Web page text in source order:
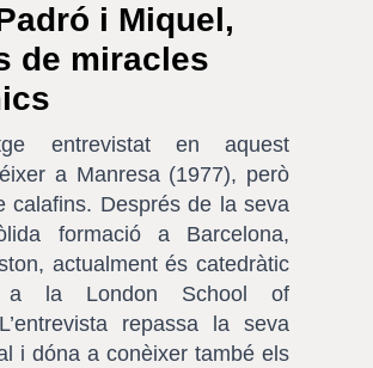
i Miquel,
de miracles
entrevistat en aquest
a Manresa (1977), però
calafins. Després de la seva
formació a Barcelona,
actualment és catedràtic
a la London School of
repassa la seva
i dóna a conèixer també els